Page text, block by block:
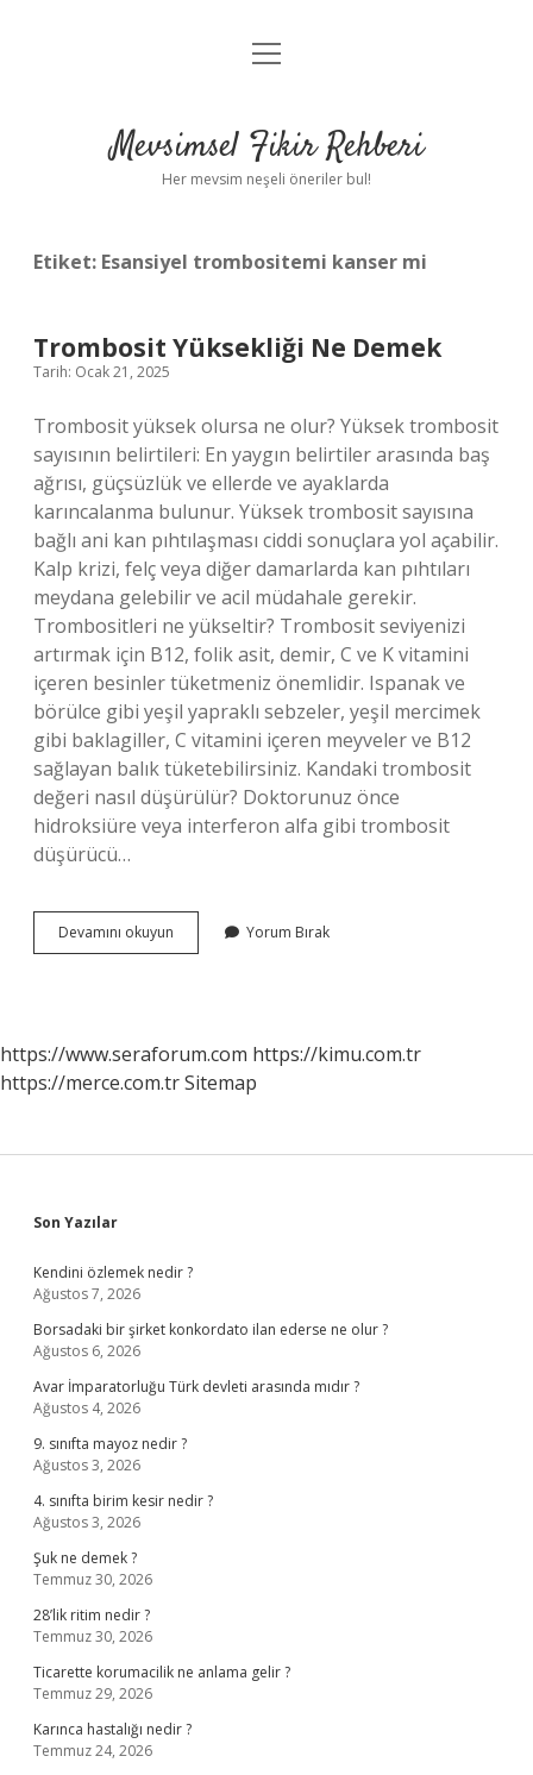
Anasayfa
Yasal Uyarı
menüyü
Mevsimsel Fikir Rehberi
Her mevsim neşeli öneriler bul!
Etiket: Esansiyel trombositemi kanser mi
Trombosit Yüksekliği Ne Demek
Tarih: Ocak 21, 2025
Trombosit yüksek olursa ne olur? Yüksek trombosit
sayısının belirtileri: En yaygın belirtiler arasında baş
ağrısı, güçsüzlük ve ellerde ve ayaklarda
karıncalanma bulunur. Yüksek trombosit sayısına
bağlı ani kan pıhtılaşması ciddi sonuçlara yol açabilir.
Kalp krizi, felç veya diğer damarlarda kan pıhtıları
meydana gelebilir ve acil müdahale gerekir.
Trombositleri ne yükseltir? Trombosit seviyenizi
artırmak için B12, folik asit, demir, C ve K vitamini
içeren besinler tüketmeniz önemlidir. Ispanak ve
börülce gibi yeşil yapraklı sebzeler, yeşil mercimek
gibi baklagiller, C vitamini içeren meyveler ve B12
sağlayan balık tüketebilirsiniz. Kandaki trombosit
değeri nasıl düşürülür? Doktorunuz önce
hidroksiüre veya interferon alfa gibi trombosit
düşürücü…
Devamını okuyun Trombosit
Yüksekliği
Yorum Bırak
https://www.seraforum.com https://kimu.com.tr
https://merce.com.trSitemap
Sidebar
Son Yazılar
Kendini özlemek nedir ?
Ağustos 7, 2026
Borsadaki bir şirket konkordato ilan ederse ne olur ?
Ağustos 6, 2026
Avar İmparatorluğu Türk devleti arasında mıdır ?
Ağustos 4, 2026
9. sınıfta mayoz nedir ?
Ağustos 3, 2026
4. sınıfta birim kesir nedir ?
Ağustos 3, 2026
Şuk ne demek ?
Temmuz 30, 2026
28’lik ritim nedir ?
Temmuz 30, 2026
Ticarette korumacilik ne anlama gelir ?
Temmuz 29, 2026
Karınca hastalığı nedir ?
Temmuz 24, 2026